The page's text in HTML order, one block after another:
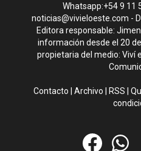
Whatsapp:+54 9 11
noticias@vivieloeste.com -
Editora responsable:
información desde el 20
propietaria del medio: Viví
Contacto |Archivo RSS |